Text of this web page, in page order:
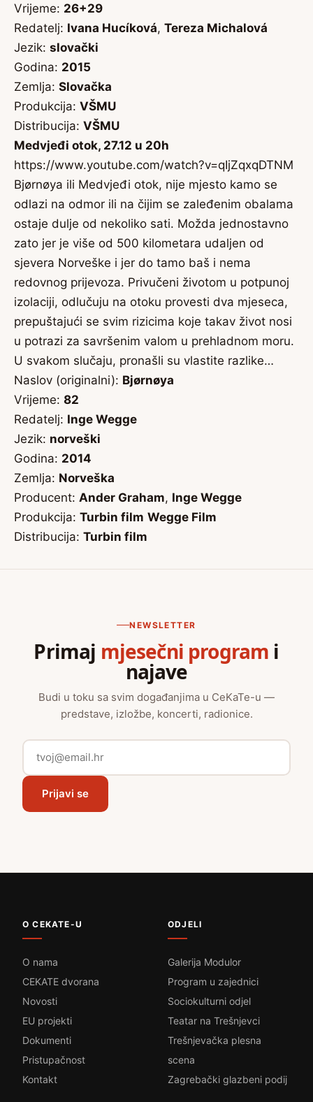
Vrijeme: 26+29
Redatelj: Ivana Hucíková, Tereza Michalová
Jezik: slovački
Godina: 2015
Zemlja: Slovačka
Produkcija: VŠMU
Distribucija: VŠMU
Medvjeđi otok, 27.12 u 20h
https://www.youtube.com/watch?v=qIjZqxqDTNM
Bjørnøya ili Medvjeđi otok, nije mjesto kamo se
odlazi na odmor ili na čijim se zaleđenim obalama
ostaje dulje od nekoliko sati. Možda jednostavno
zato jer je više od 500 kilometara udaljen od
sjevera Norveške i jer do tamo baš i nema
redovnog prijevoza. Privučeni životom u potpunoj
izolaciji, odlučuju na otoku provesti dva mjeseca,
prepuštajući se svim rizicima koje takav život nosi
u potrazi za savršenim valom u prehladnom moru.
U svakom slučaju, pronašli su vlastite razlike…
Naslov (originalni): Bjørnøya
Vrijeme: 82
Redatelj: Inge Wegge
Jezik: norveški
Godina: 2014
Zemlja: Norveška
Producent: Ander Graham, Inge Wegge
Produkcija: Turbin film Wegge Film
Distribucija: Turbin film
NEWSLETTER
Primaj mjesečni program i
najave
Budi u toku sa svim događanjima u CeKaTe-u —
predstave, izložbe, koncerti, radionice.
Prijavi se
O CEKATE-U
O nama
CEKATE dvorana
Novosti
EU projekti
Dokumenti
Pristupačnost
Kontakt
ODJELI
Galerija Modulor
Program u zajednici
Sociokulturni odjel
Teatar na Trešnjevci
Trešnjevačka plesna
scena
Zagrebački glazbeni podij